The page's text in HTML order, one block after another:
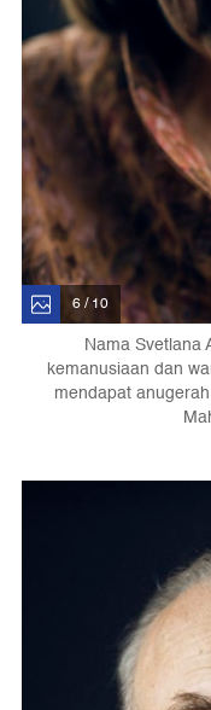
6 / 10
Nama Svetlana
kemanusiaan dan
mendapat